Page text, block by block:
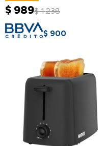
$ 989$ 1.238
$ 900